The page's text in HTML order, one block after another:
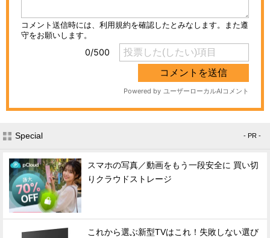
Special - PR -
スマホの写真／動画をもう一段安全に 買い切
りクラウドストレージ
これから選ぶ新型TVはこれ！失敗しない選び